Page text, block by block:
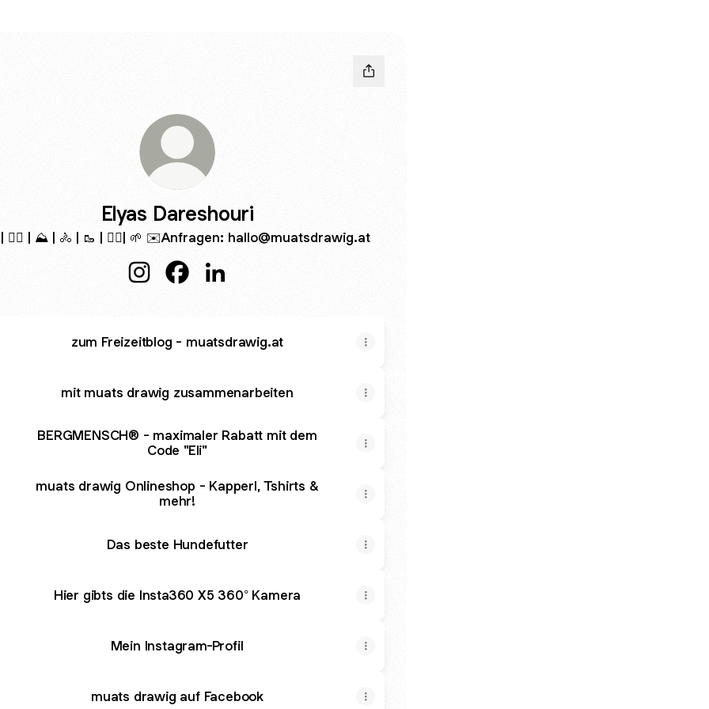
Elyas Dareshouri
🏃‍♂️ | ⛰️ | 🚴 | 🥾 | ✌🏼| 🌱 ✉️Anfragen: hallo@muatsdrawig.at
zum Freizeitblog - muatsdrawig.at
mit muats drawig zusammenarbeiten
BERGMENSCH® - maximaler Rabatt mit dem
Code "Eli"
muats drawig Onlineshop - Kapperl, Tshirts &
mehr!
Das beste Hundefutter
Hier gibts die Insta360 X5 360° Kamera
Mein Instagram-Profil
muats drawig auf Facebook